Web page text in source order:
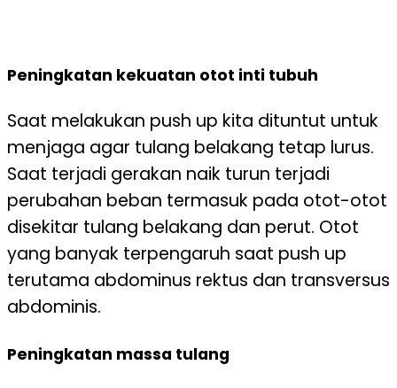
Peningkatan kekuatan otot inti tubuh
Saat melakukan push up kita dituntut untuk
menjaga agar tulang belakang tetap lurus.
Saat terjadi gerakan naik turun terjadi
perubahan beban termasuk pada otot-otot
disekitar tulang belakang dan perut. Otot
yang banyak terpengaruh saat push up
terutama abdominus rektus dan transversus
abdominis.
Peningkatan massa tulang